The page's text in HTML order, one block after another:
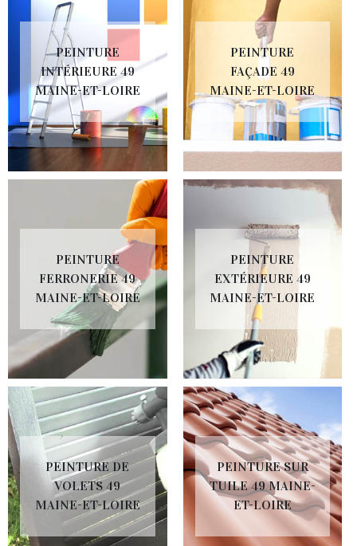
PEINTURE
INTÉRIEURE 49
MAINE-ET-LOIRE
PEINTURE
FAÇADE 49
MAINE-ET-LOIRE
PEINTURE
FERRONERIE 49
MAINE-ET-LOIRE
PEINTURE
EXTÉRIEURE 49
MAINE-ET-LOIRE
PEINTURE DE
VOLETS 49
MAINE-ET-LOIRE
PEINTURE SUR
TUILE 49 MAINE-
ET-LOIRE